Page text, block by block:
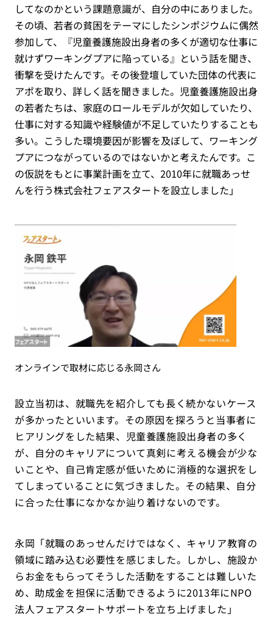
してなのかという課題意識が、自分の中にありました。
その頃、若者の貧困をテーマにしたシンポジウムに偶然
参加して、『児童養護施設出身者の多くが適切な仕事に
就けずワーキングプアに陥っている』という話を聞き、
衝撃を受けたんです。その後登壇していた団体の代表に
アポを取り、詳しく話を聞きました。児童養護施設出身
の若者たちは、家庭のロールモデルが欠如していたり、
仕事に対する知識や経験値が不足していたりすることも
多い。こうした環境要因が影響を及ぼして、ワーキング
プアにつながっているのではないかと考えたんです。こ
の仮説をもとに事業計画を立て、2010年に就職あっせ
んを行う株式会社フェアスタートを設立しました」
オンラインで取材に応じる永岡さん
設立当初は、就職先を紹介しても長く続かないケース
が多かったといいます。その原因を探ろうと当事者に
ヒアリングをした結果、児童養護施設出身者の多く
が、自分のキャリアについて真剣に考える機会が少な
いことや、自己肯定感が低いために消極的な選択をし
てしまっていることに気づきました。その結果、自分
に合った仕事になかなか辿り着けないのです。
永岡「就職のあっせんだけではなく、キャリア教育の
領域に踏み込む必要性を感じました。しかし、施設か
らお金をもらってそうした活動をすることは難しいた
め、助成金を担保に活動できるように2013年にNPO
法人フェアスタートサポートを立ち上げました」